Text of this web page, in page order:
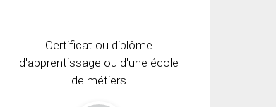
Certificat ou diplôme
d'apprentissage ou d'une école
de métiers